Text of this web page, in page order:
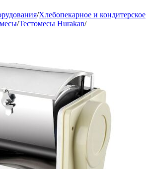
/Хлебопекарное и кондитерское
/Тестомесы Hurakan/